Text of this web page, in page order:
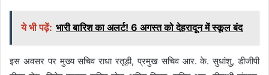
ये भी पढ़ें: भारी बारिश का अलर्ट! 6 अगस्त को देहरादून में स्कूल बंद
इस अवसर पर मुख्य सचिव राधा रतूड़ी, प्रमुख सचिव आर. के. सुधांशु, डीजीपी